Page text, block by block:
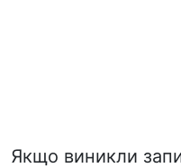
Якщо виникли